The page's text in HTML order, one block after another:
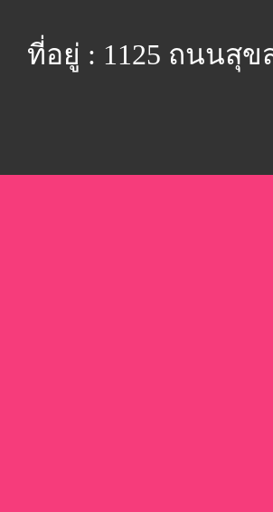
ที่อยู่ : 1125 ถนนสุ